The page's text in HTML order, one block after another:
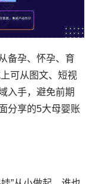
备孕、怀孕、育
可从图文、短视
入手，避免前期
分享的5大母婴账